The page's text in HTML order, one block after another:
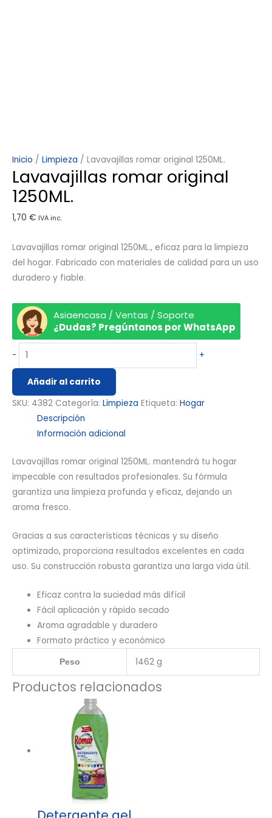
Inicio / Limpieza / Lavavajillas romar original 1250ML.
Lavavajillas romar original
1250ML.
1,70 € IVA inc.
Lavavajillas romar original 1250ML., eficaz para la limpieza
del hogar. Fabricado con materiales de calidad para un uso
duradero y fiable.
Asiaencasa / Ventas / Soporte
¿Dudas? Pregúntanos por WhatsApp
- +
Añadir al carrito
SKU: 4382 Categoría: Limpieza Etiqueta: Hogar
Descripción
Información adicional
Lavavajillas romar original 1250ML. mantendrá tu hogar
impecable con resultados profesionales. Su fórmula
garantiza una limpieza profunda y eficaz, dejando un
aroma fresco.
Gracias a sus características técnicas y su diseño
optimizado, proporciona resultados excelentes en cada
uso. Su construcción robusta garantiza una larga vida útil.
Eficaz contra la suciedad más difícil
Fácil aplicación y rápido secado
Aroma agradable y duradero
Formato práctico y económico
Peso 1462 g
Productos relacionados